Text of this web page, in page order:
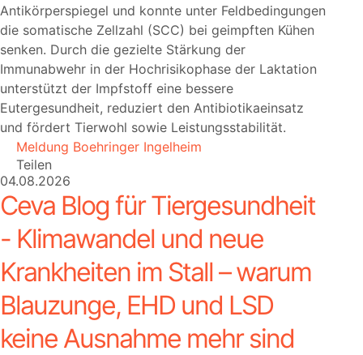
Antikörperspiegel und konnte unter Feldbedingungen
die somatische Zellzahl (SCC) bei geimpften Kühen
senken. Durch die gezielte Stärkung der
Immunabwehr in der Hochrisikophase der Laktation
unterstützt der Impfstoff eine bessere
Eutergesundheit, reduziert den Antibiotikaeinsatz
und fördert Tierwohl sowie Leistungsstabilität.
Meldung Boehringer Ingelheim
Teilen
04.08.2026
Ceva Blog für Tiergesundheit
- Klimawandel und neue
Krankheiten im Stall – warum
Blauzunge, EHD und LSD
keine Ausnahme mehr sind